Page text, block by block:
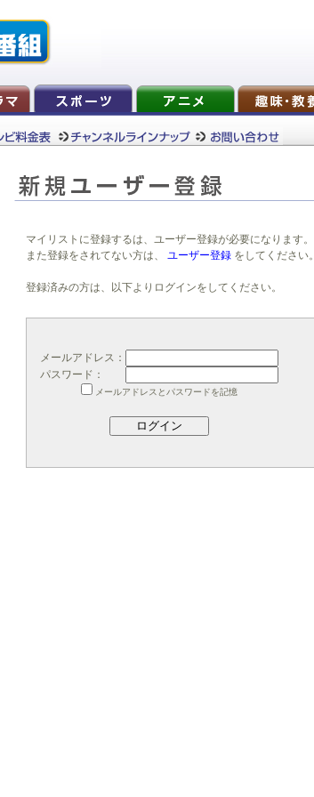
マイリストに登録するは、ユーザー登録が必要になります。
また登録をされてない方は、
ユーザー登録 をしてください。
登録済みの方は、以下よりログインをしてください。
メールアドレス：
パスワード：
メールアドレスとパスワードを記憶